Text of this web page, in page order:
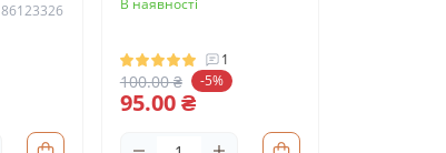
В наявності
1
100.00 ₴ -5%
95.00 ₴